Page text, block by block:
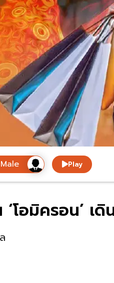
Play
โอมิครอน’ เ